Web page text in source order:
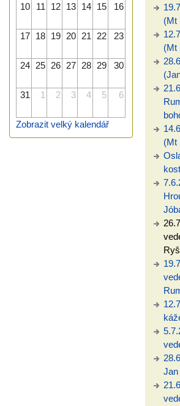
10 11 12 13 14 15 16
17 18 19 20 21 22 23
24 25 26 27 28 29 30
31 1 2 3 4 5 6
Zobrazit velký kalendář
(Mt
(Mt
(Mt
Jan